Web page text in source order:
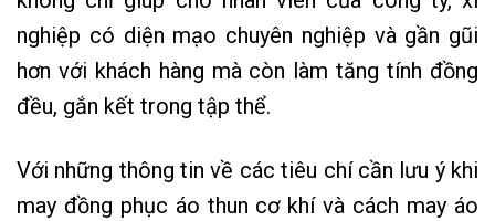
nghiệp có diện mạo chuyên nghiệp và gần gũi
hơn với khách hàng mà còn làm tăng tính đồng
đều, gắn kết trong tập thể.
Với những thông tin về các tiêu chí cần lưu ý khi
may đồng phục áo thun cơ khí và cách may áo